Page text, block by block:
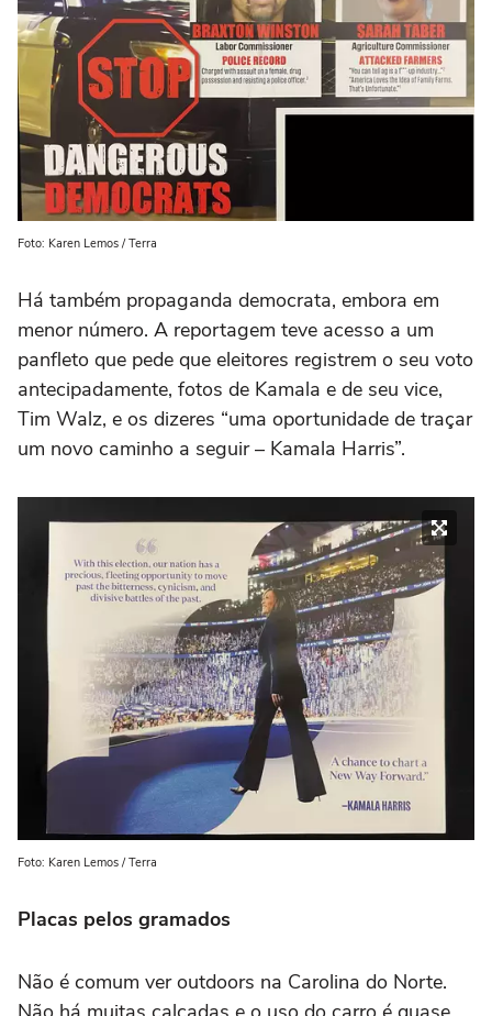
Foto: Karen Lemos / Terra
Há também propaganda democrata, embora em
menor número. A reportagem teve acesso a um
panfleto que pede que eleitores registrem o seu voto
antecipadamente, fotos de Kamala e de seu vice,
Tim Walz, e os dizeres “uma oportunidade de traçar
um novo caminho a seguir – Kamala Harris”.
Foto: Karen Lemos / Terra
Placas pelos gramados
Não é comum ver outdoors na Carolina do Norte.